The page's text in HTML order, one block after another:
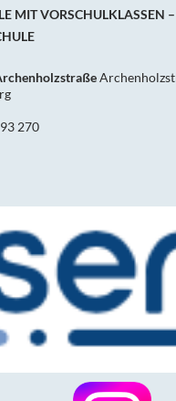
MIT VORSCHULKLASSEN
270